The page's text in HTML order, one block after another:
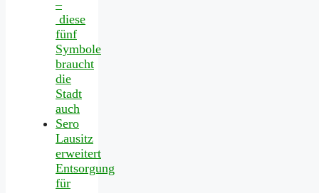
–
diese
fünf
Symbole
braucht
die
Stadt
auch
Sero
Lausitz
erweitert
Entsorgung
für